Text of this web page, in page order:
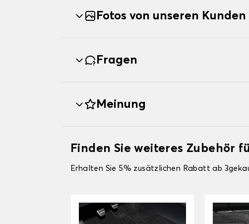
Fotos von unseren Kunden
Fragen
Meinung
Finden Sie weiteres Zubehör
Erhalten Sie 5% zusätzlichen Rabatt ab